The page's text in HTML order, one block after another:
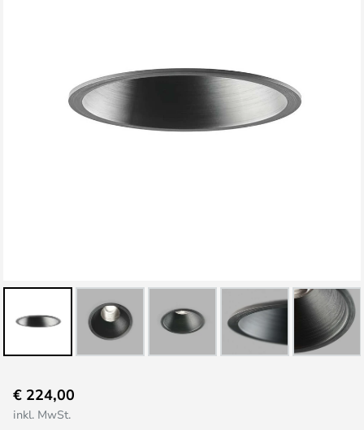
Anfang
der
€ 224,00
inkl. MwSt.